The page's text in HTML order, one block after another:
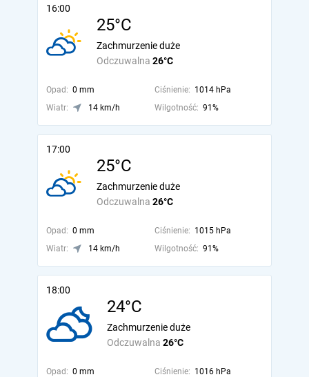
16:00
25°C
Odczuwalna 26°C
Zachmurzenie duże
Opad: 0 mm Ciśnienie: 1014 hPa
Wiatr:
14 km/h Wilgotność: 91%
17:00
25°C
Odczuwalna 26°C
Zachmurzenie duże
Opad: 0 mm Ciśnienie: 1015 hPa
Wiatr:
14 km/h Wilgotność: 91%
18:00
24°C
Odczuwalna 26°C
Zachmurzenie duże
Opad: 0 mm Ciśnienie: 1016 hPa